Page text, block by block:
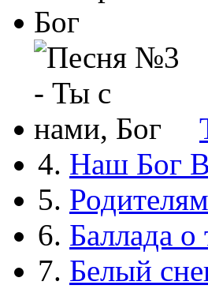
4. Наш Бог
5. Родителям
6. Баллада о
7. Белый